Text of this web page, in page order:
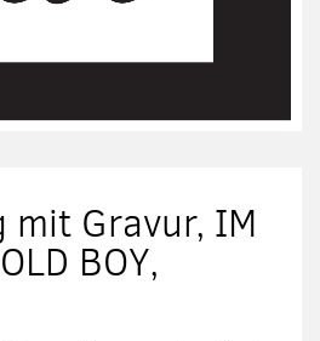
mit Gravur, IM
BOY,